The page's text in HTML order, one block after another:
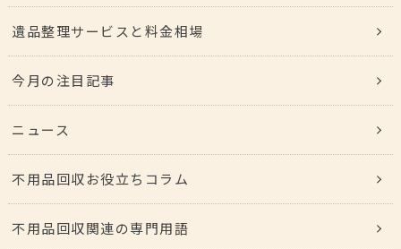
遺品整理サービスと料金相場
今月の注目記事
ニュース
不用品回収お役立ちコラム
不用品回収関連の専門用語